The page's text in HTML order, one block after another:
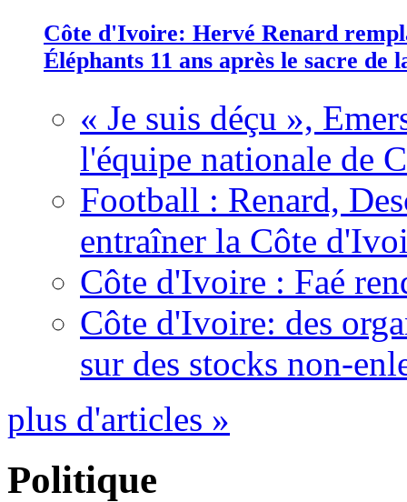
Côte d'Ivoire: Hervé Renard
Éléphants 11 ans après le sacre de
« Je suis déçu »,
l'équipe nationale de
Football : Renard,
entraîner la Côte
Côte d'Ivoire : Faé
Côte d'Ivoire: des
sur des stocks non-
plus d'articles »
Politique